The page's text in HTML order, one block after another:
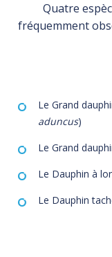
Quatre
fréquemment
Le Grand
aduncus)
Le Grand
Le Dauphin à
Le Dauphin